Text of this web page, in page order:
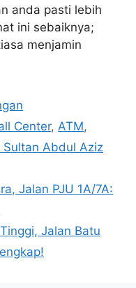
anda pasti lebih
ini sebaiknya;
menjamin
Center, ATM,
Sultan Abdul Aziz
Jalan PJU 1A/7A:
Jalan Batu